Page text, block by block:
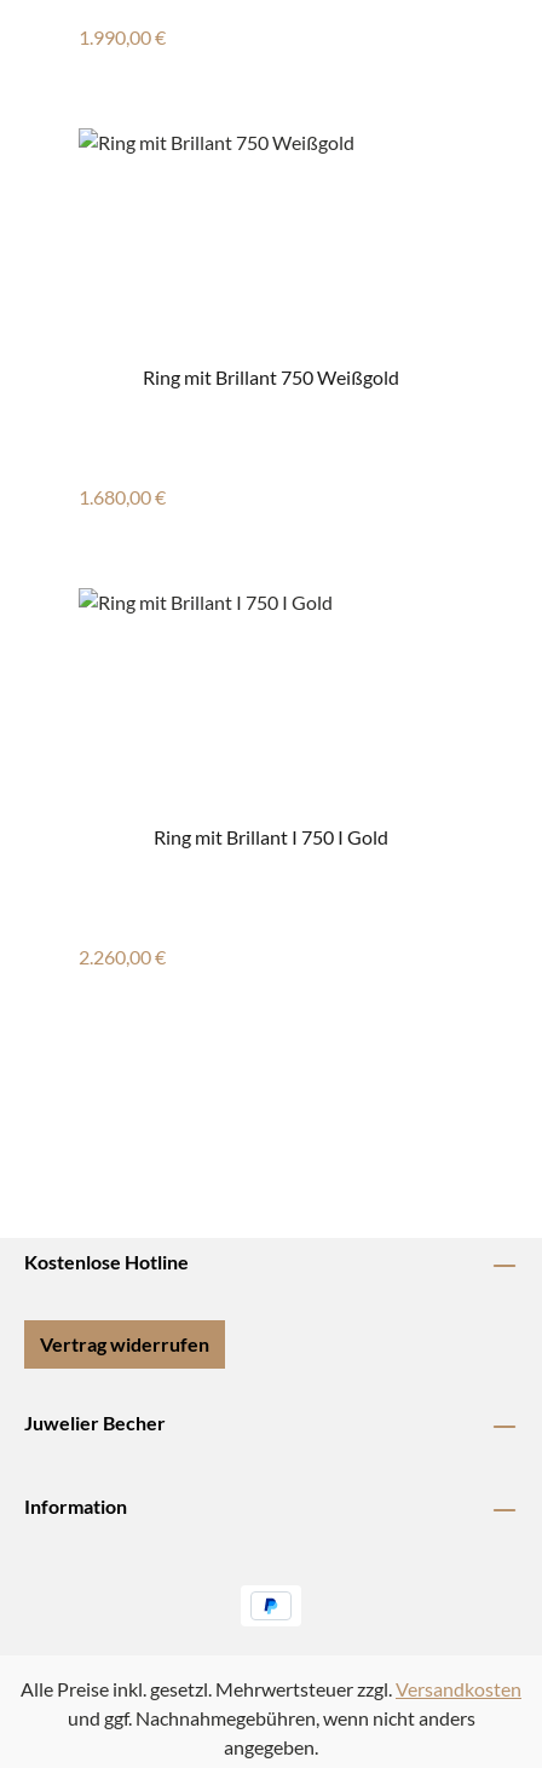
Regulärer Preis:
1.990,00 €
Ring mit Brillant 750 Weißgold
Regulärer Preis:
1.680,00 €
Ring mit Brillant I 750 I Gold
Regulärer Preis:
2.260,00 €
Kostenlose Hotline
Vertrag widerrufen
Juwelier Becher
Information
Alle Preise inkl. gesetzl. Mehrwertsteuer zzgl.Versandkosten
und ggf. Nachnahmegebühren, wenn nicht anders
angegeben.